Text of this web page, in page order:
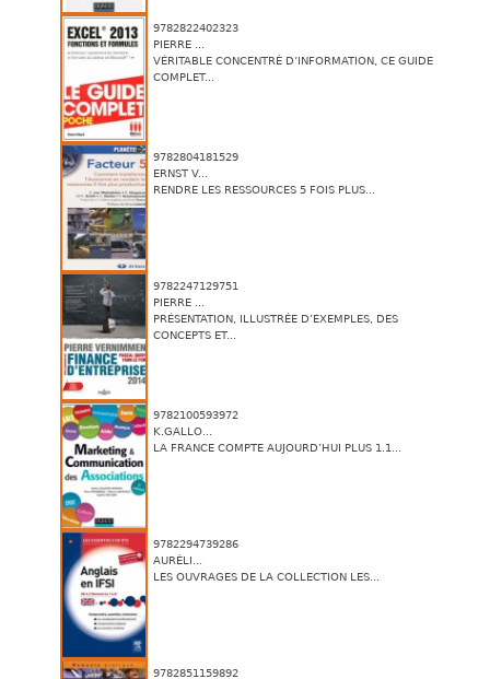
9782822402323
PIERRE ...
VÉRITABLE CONCENTRÉ D’INFORMATION, CE GUIDE
COMPLET...
9782804181529
ERNST V...
RENDRE LES RESSOURCES 5 FOIS PLUS...
9782247129751
PIERRE ...
PRÉSENTATION, ILLUSTRÉE D’EXEMPLES, DES
CONCEPTS ET...
9782100593972
K.GALLO...
LA FRANCE COMPTE AUJOURD’HUI PLUS 1.1...
9782294739286
AURÉLI...
LES OUVRAGES DE LA COLLECTION LES...
9782851159892